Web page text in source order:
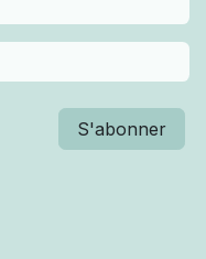
S'abonner